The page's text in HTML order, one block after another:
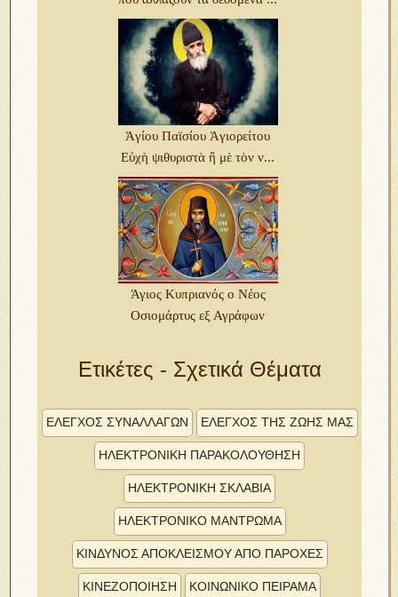
Ἁγίου Παϊσίου Ἁγιορείτου
Eὐχὴ ψιθυριστὰ ἢ μὲ τὸν ν...
Άγιος Κυπριανός ο Νέος
Οσιομάρτυς εξ Αγράφων
Ετικέτες - Σχετικά Θέματα
ΕΛΕΓΧΟΣ ΣΥΝΑΛΛΑΓΩΝ ΕΛΕΓΧΟΣ ΤΗΣ ΖΩΗΣ ΜΑΣ
ΗΛΕΚΤΡΟΝΙΚΗ ΠΑΡΑΚΟΛΟΥΘΗΣΗ
ΗΛΕΚΤΡΟΝΙΚΗ ΣΚΛΑΒΙΑ
ΗΛΕΚΤΡΟΝΙΚΟ ΜΑΝΤΡΩΜΑ
ΚΙΝΔΥΝΟΣ ΑΠΟΚΛΕΙΣΜΟΥ ΑΠΟ ΠΑΡΟΧΕΣ
ΚΙΝΕΖΟΠΟΊΗΣΗ ΚΟΙΝΩΝΙΚΟ ΠΕΙΡΑΜΑ